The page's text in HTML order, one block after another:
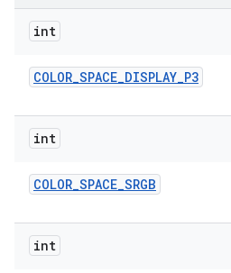
int
COLOR_SPACE_DISPLAY_P3
int
COLOR_SPACE_SRGB
int